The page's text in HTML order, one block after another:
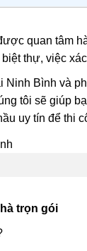
quan tâm
thự, việc
Ninh Bình và
tôi sẽ giúp
uy tín để thi
trọn gói